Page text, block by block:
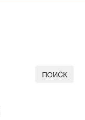
ПОИCК